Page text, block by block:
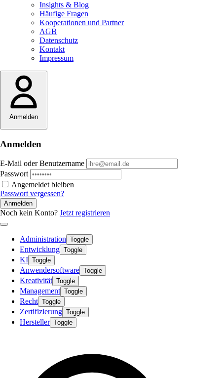
Insights & Blog
Häufige Fragen
Kooperationen und Partner
AGB
Datenschutz
Kontakt
Impressum
Anmelden
Anmelden
E-Mail oder Benutzername
Passwort
Angemeldet bleiben
Passwort vergessen?
Anmelden
Noch kein Konto? Jetzt registrieren
Administration Toggle
Entwicklung Toggle
KI Toggle
Anwendersoftware Toggle
Kreativität Toggle
Management Toggle
Recht Toggle
Zertifizierung Toggle
Hersteller Toggle